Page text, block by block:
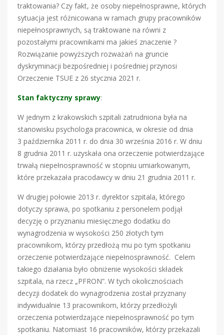
traktowania? Czy fakt, że osoby niepełnosprawne, których
sytuacja jest różnicowana w ramach grupy pracowników
niepełnosprawnych, są traktowane na równi z
pozostałymi pracownikami ma jakieś znaczenie ?
Rozwiązanie powyższych rozważań na gruncie
dyskryminacji bezpośredniej i pośredniej przynosi
Orzeczenie TSUE z 26 stycznia 2021 r.
Stan faktyczny sprawy:
W jednym z krakowskich szpitali zatrudniona była na
stanowisku psychologa pracownica, w okresie od dnia
3 października 2011 r. do dnia 30 września 2016 r. W dniu
8 grudnia 2011 r. uzyskała ona orzeczenie potwierdzające
trwałą niepełnosprawność w stopniu umiarkowanym,
które przekazała pracodawcy w dniu 21 grudnia 2011 r.
W drugiej połowie 2013 r. dyrektor szpitala, którego
dotyczy sprawa, po spotkaniu z personelem podjął
decyzję o przyznaniu miesięcznego dodatku do
wynagrodzenia w wysokości 250 złotych tym
pracownikom, którzy przedłożą mu po tym spotkaniu
orzeczenie potwierdzające niepełnosprawność. Celem
takiego działania było obniżenie wysokości składek
szpitala, na rzecz „PFRON”. W tych okolicznościach
decyzji dodatek do wynagrodzenia został przyznany
indywidualnie 13 pracownikom, którzy przedłożyli
orzeczenia potwierdzające niepełnosprawność po tym
spotkaniu. Natomiast 16 pracowników, którzy przekazali